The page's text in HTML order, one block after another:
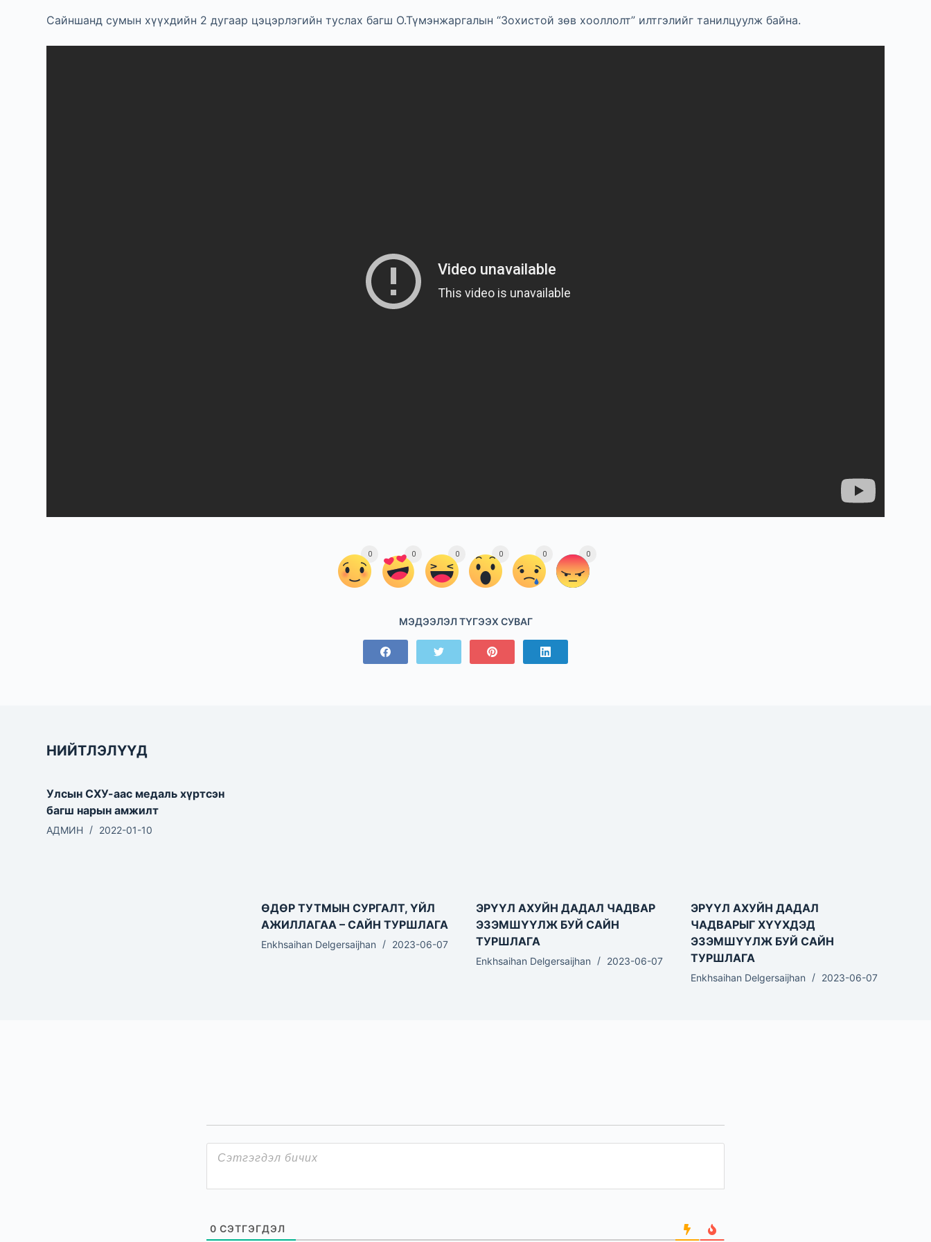
Сайншанд сумын хүүхдийн 2 дугаар цэцэрлэгийн туслах багш О.Түмэнжаргалын “Зохистой зөв хооллолт” илтгэлийг танилцуулж байна.
0 0 0 0 0 0
МЭДЭЭЛЭЛ ТҮГЭЭХ СУВАГ
НИЙТЛЭЛҮҮД
Улсын СХУ-аас медаль хүртсэн
багш нарын амжилт
АДМИН 2022-01-10
ӨДӨР ТУТМЫН СУРГАЛТ, ҮЙЛ
АЖИЛЛАГАА – САЙН ТУРШЛАГА
Enkhsaihan Delgersaijhan 2023-06-07
ЭРҮҮЛ АХУЙН ДАДАЛ ЧАДВАР
ЭЗЭМШҮҮЛЖ БУЙ САЙН
ТУРШЛАГА
Enkhsaihan Delgersaijhan 2023-06-07
ЭРҮҮЛ АХУЙН ДАДАЛ
ЧАДВАРЫГ ХҮҮХДЭД
ЭЗЭМШҮҮЛЖ БУЙ САЙН
ТУРШЛАГА
Enkhsaihan Delgersaijhan 2023-06-07
0 СЭТГЭГДЭЛ